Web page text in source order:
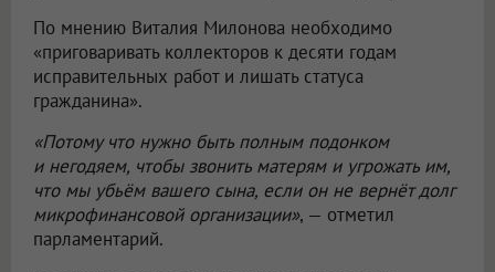
По мнению Виталия Милонова необходимо
«приговаривать коллекторов к десяти годам
исправительных работ и лишать статуса
гражданина».
«Потому что нужно быть полным подонком
и негодяем, чтобы звонить матерям и угрожать им,
что мы убьём вашего сына, если он не вернёт долг
микрофинансовой организации», — отметил
парламентарий.